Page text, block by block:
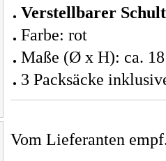
Verstellbarer
Farbe: rot
Maße (Ø x H): ca.
3 Packsäcke
Vom Lieferanten